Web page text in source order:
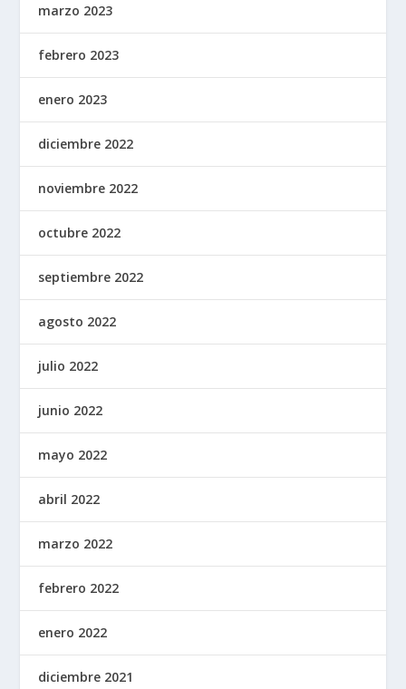
marzo 2023
febrero 2023
enero 2023
diciembre 2022
noviembre 2022
octubre 2022
septiembre 2022
agosto 2022
julio 2022
junio 2022
mayo 2022
abril 2022
marzo 2022
febrero 2022
enero 2022
diciembre 2021